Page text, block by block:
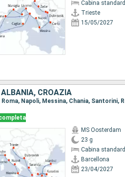
Cabina standard
Trieste
15/05/2027
CROAZIA
MS Oosterdam
23 g
Cabina standard
Barcellona
23/04/2027